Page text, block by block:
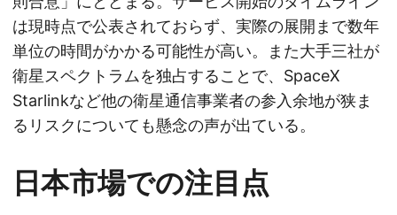
は現時点で公表されておらず、実際の展開まで数年
単位の時間がかかる可能性が高い。また大手三社が
衛星スペクトラムを独占することで、SpaceX
Starlinkなど他の衛星通信事業者の参入余地が狭ま
るリスクについても懸念の声が出ている。
日本市場での注目点